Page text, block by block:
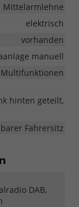
Mittelarmlehne
elektrisch
vorhanden
manuell
hinten geteilt,
Fahrersitz
DAB,